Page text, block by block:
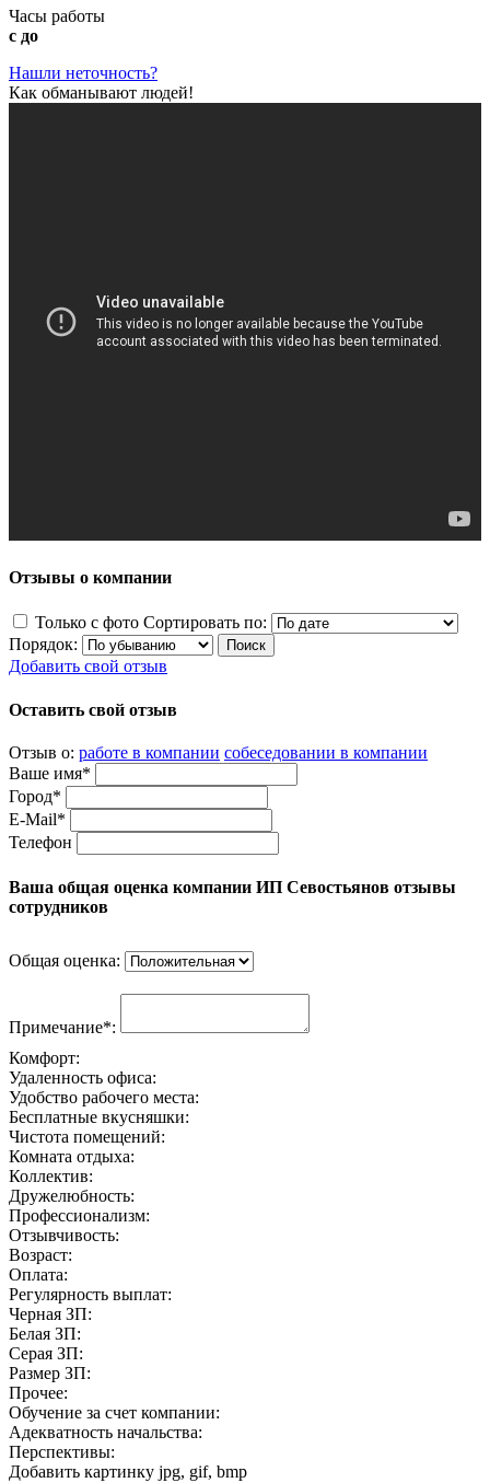
Часы работы
с до
Нашли неточность?
Как обманывают людей!
Отзывы о компании
Только с фото Сортировать по:
Порядок:
Добавить свой отзыв
Оставить свой отзыв
Отзыв о: работе в компании собеседовании в компании
Ваше имя*
Город*
E-Mail*
Телефон
Ваша общая оценка компании ИП Севостьянов отзывы
сотрудников
Общая оценка:
Примечание*:
Комфорт:
Удаленность офиса:
Удобство рабочего места:
Бесплатные вкусняшки:
Чистота помещений:
Комната отдыха:
Коллектив:
Дружелюбность:
Профессионализм:
Отзывчивость:
Возраст:
Оплата:
Регулярность выплат:
Черная ЗП:
Белая ЗП:
Серая ЗП:
Размер ЗП:
Прочее:
Обучение за счет компании:
Адекватность начальства:
Перспективы:
Добавить картинку jpg, gif, bmp